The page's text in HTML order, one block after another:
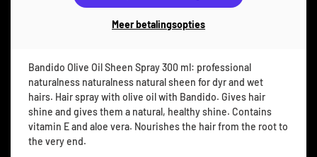
Meer betalingsopties
Bandido Olive Oil Sheen Spray 300 ml: professional
naturalness naturalness natural sheen for dyr and wet
hairs. Hair spray with olive oil with Bandido. Gives hair
shine and gives them a natural, healthy shine. Contains
vitamin E and aloe vera. Nourishes the hair from the root to
the very end.